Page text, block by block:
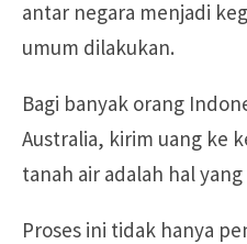
antar negara menjadi
umum dilakukan.
Bagi banyak orang
Australia, kirim uang ke
tanah air adalah hal
Proses ini tidak hanya